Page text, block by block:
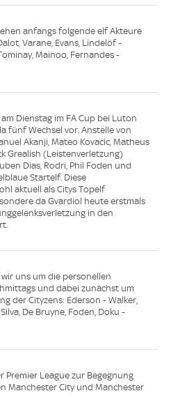
anfangs folgende elf Akteure
Varane, Evans, Lindelöf -
Mainoo, Fernandes -
Dienstag im FA Cup bei Luton
fünf Wechsel vor. Anstelle von
Akanji, Mateo Kovacic, Matheus
Grealish (Leistenverletzung)
Dias, Rodri, Phil Foden und
Startelf. Diese
aktuell als Citys Topelf
da Gvardiol heute erstmals
in den
uns um die personellen
und dabei zunächst um
der Cityzens: Ederson - Walker,
De Bruyne, Foden, Doku -
Premier League zur Begegnung
Manchester City und Manchester